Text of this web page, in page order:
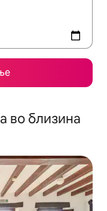
во близина